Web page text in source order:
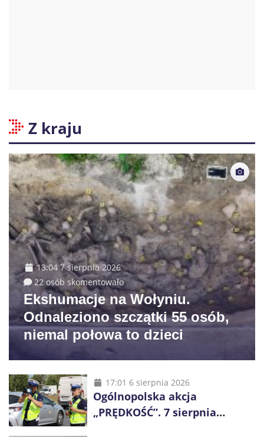
Z kraju
13:04 7 sierpnia 2026
22 osób skomentowało
Ekshumacje na Wołyniu.
Odnaleziono szczątki 55 osób,
niemal połowa to dzieci
17:01 6 sierpnia 2026
Ogólnopolska akcja
„PRĘDKOŚĆ”. 7 sierpnia